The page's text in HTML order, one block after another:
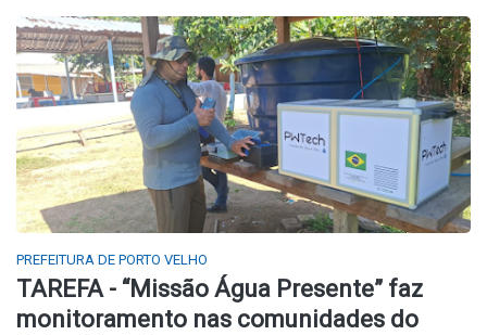
PREFEITURA DE PORTO VELHO
TAREFA - “Missão Água Presente” faz
monitoramento nas comunidades do